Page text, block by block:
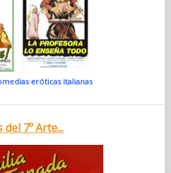
eróticas italianas
del 7º Arte...